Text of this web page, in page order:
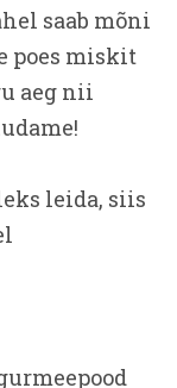
saab mõni
poes miskit
aeg nii
leida, siis